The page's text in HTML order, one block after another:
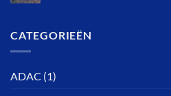
CATEGORIEËN
ADAC (1)